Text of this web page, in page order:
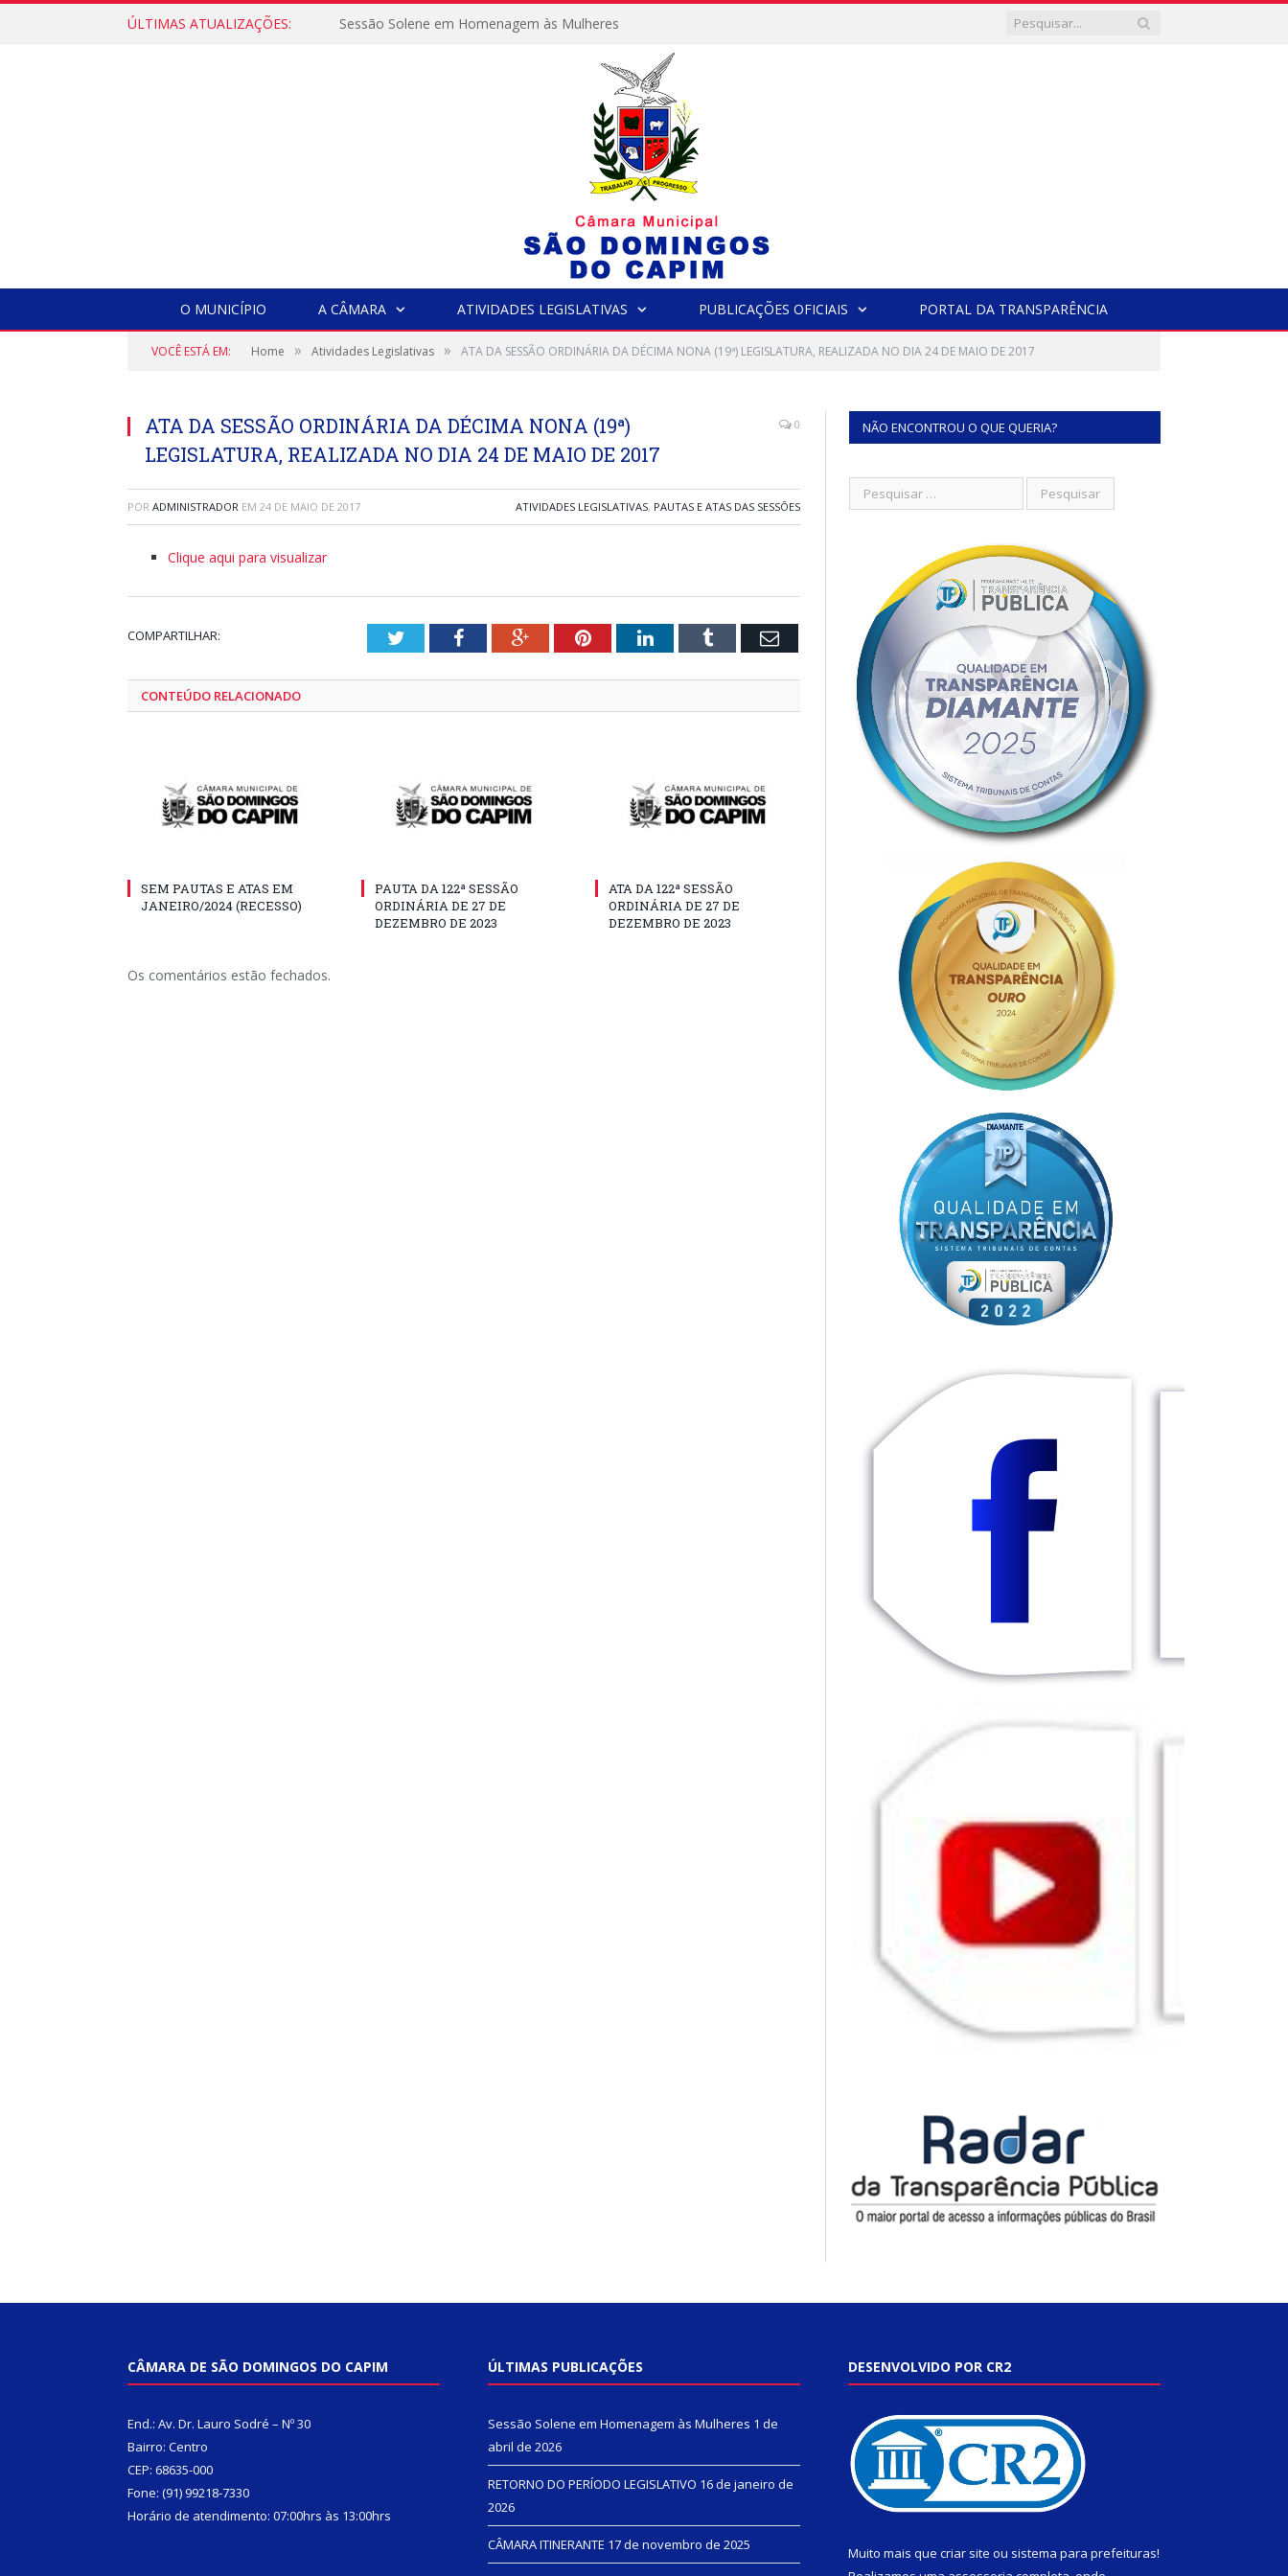
ÚLTIMAS ATUALIZAÇÕES: Sessão Solene em Homenagem às Mulheres
O MUNICÍPIO A CÂMARA ATIVIDADES LEGISLATIVAS PUBLICAÇÕES OFICIAIS PORTAL DA TRANSPARÊNCIA
VOCÊ ESTÁ EM: Home » Atividades Legislativas » ATA DA SESSÃO ORDINÁRIA DA DÉCIMA NONA (19ª) LEGISLATURA, REALIZADA NO DIA 24 DE MAIO DE 2017
ATA DA SESSÃO ORDINÁRIA DA DÉCIMA NONA (19ª)
LEGISLATURA, REALIZADA NO DIA 24 DE MAIO DE 2017
0
POR ADMINISTRADOR EM 24 DE MAIO DE 2017 ATIVIDADES LEGISLATIVAS, PAUTAS E ATAS DAS SESSÕES
Clique aqui para visualizar
COMPARTILHAR: TwitterFacebookGoogle+PinterestLinkedInTumblr Email
CONTEÚDO RELACIONADO
SEM PAUTAS E ATAS EM
JANEIRO/2024 (RECESSO)
PAUTA DA 122ª SESSÃO
ORDINÁRIA DE 27 DE
DEZEMBRO DE 2023
ATA DA 122ª SESSÃO
ORDINÁRIA DE 27 DE
DEZEMBRO DE 2023
Os comentários estão fechados.
NÃO ENCONTROU O QUE QUERIA?
CÂMARA DE SÃO DOMINGOS DO CAPIM
End.: Av. Dr. Lauro Sodré – Nº 30
Bairro: Centro
CEP: 68635-000
Fone: (91) 99218-7330
Horário de atendimento: 07:00hrs às 13:00hrs
ÚLTIMAS PUBLICAÇÕES
Sessão Solene em Homenagem às Mulheres 1 de
abril de 2026
RETORNO DO PERÍODO LEGISLATIVO 16 de janeiro de
2026
CÂMARA ITINERANTE 17 de novembro de 2025
DESENVOLVIDO POR CR2
Muito mais que criar site ou sistema para prefeituras!